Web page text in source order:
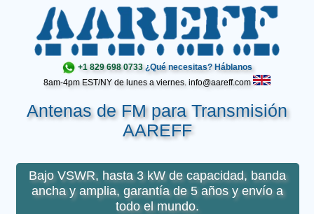
+1 829 698 0733 ¿Qué necesitas? Háblanos
8am-4pm EST/NY de lunes a viernes. info@aareff.com
Antenas de FM para Transmisión
AAREFF
Bajo VSWR, hasta 3 kW de capacidad, banda
ancha y amplia, garantía de 5 años y envío a
todo el mundo.